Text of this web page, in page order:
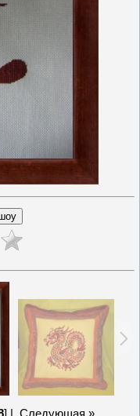
] | Следующая »